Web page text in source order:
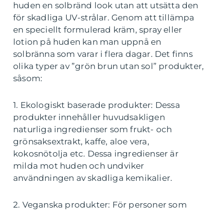
huden en solbränd look utan att utsätta den
för skadliga UV-strålar. Genom att tillämpa
en speciellt formulerad kräm, spray eller
lotion på huden kan man uppnå en
solbränna som varar i flera dagar. Det finns
olika typer av ”grön brun utan sol” produkter,
såsom:
1. Ekologiskt baserade produkter: Dessa
produkter innehåller huvudsakligen
naturliga ingredienser som frukt- och
grönsaksextrakt, kaffe, aloe vera,
kokosnötolja etc. Dessa ingredienser är
milda mot huden och undviker
användningen av skadliga kemikalier.
2. Veganska produkter: För personer som